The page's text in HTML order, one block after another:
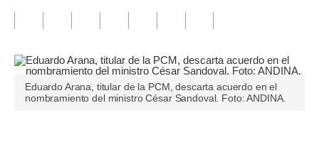
Opinión
Editorial
Pregunta de hoy
Eduardo Arana, titular de la PCM, descarta acuerdo en el
nombramiento del ministro César Sandoval. Foto: ANDINA.